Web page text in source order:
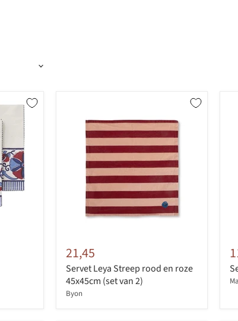
21,45
Servet Leya Streep rood en roze
45x45cm (set van 2)
Byon